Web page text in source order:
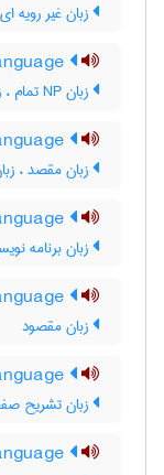
زبان غیر رویه
زبان NP تمام ، زبان ان‌پی تمام
زبان مقصد ،
زبان برنامه
زبان مقصود
زبان تشریح